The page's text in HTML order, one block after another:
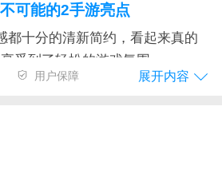
可能的2手游亮点
都十分的清新简约，看起来真的
受到了轻松的游戏氛围;
源于我们的生活，里面会出现很
用户保障 展开内容